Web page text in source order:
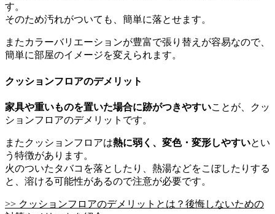
す。
そのため汚れがついても、簡単に落とせます。
またカラーバリエーションが豊富で張り替えが容易なので、
簡単に部屋のイメージを変えられます。
クッションフロアのデメリット
家具や重いものを置いた場合に跡がつきやすいことが、クッ
ションフロアのデメリットです。
またクッションフロアは熱に弱く、変色・変形しやすいとい
う特徴があります。
火のついたタバコを落としたり、熱湯などをこぼしたりする
と、溶ける可能性があるので注意が必要です。
>> クッションフロアのデメリットとは？後悔しないための